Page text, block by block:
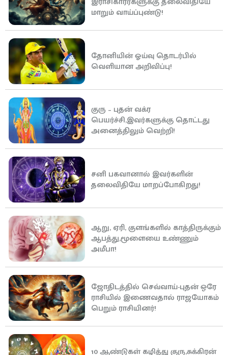
மாறும் வாய்ப்புண்டு!
தோனியின் ஓய்வு தொடர்பில்
வெளியான அறிவிப்பு!
குரு – புதன் வக்ர
பெயர்ச்சி,இவர்களுக்கு தொட்டது
அனைத்திலும் வெற்றி!
சனி பகவானால் இவர்களின்
தலைவிதியே மாறப்போகிறது!
ஆறு, ஏரி, குளங்களில் காத்திருக்கும்
ஆபத்து,மூளையை உண்ணும்
அமீபா!
ஜோதிடத்தில் செவ்வாய்-புதன் ஒரே
ராசியில் இணைவதால் ராஜயோகம்
பெறும் ராசியினர்!
10 ஆண்டுகள் கழித்து குரு,சுக்கிரன்